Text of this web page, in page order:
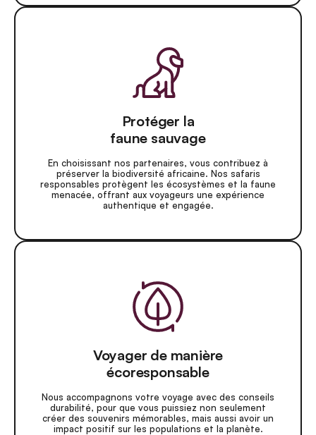
Protéger la
faune sauvage
En choisissant nos partenaires, vous contribuez à
préserver la biodiversité africaine. Nos safaris
responsables protègent les écosystèmes et la faune
menacée, offrant aux voyageurs une expérience
authentique et engagée.
Voyager de manière
écoresponsable
Nous accompagnons votre voyage avec des conseils
durabilité, pour que vous puissiez non seulement
créer des souvenirs mémorables, mais aussi avoir un
impact positif sur les populations et la planète.